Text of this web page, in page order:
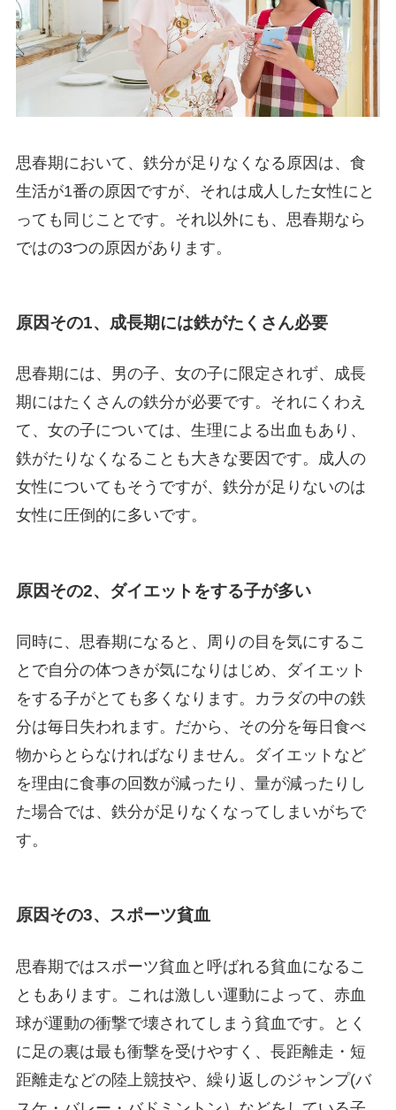
思春期において、鉄分が足りなくなる原因は、食
生活が1番の原因ですが、それは成人した女性にと
っても同じことです。それ以外にも、思春期なら
ではの3つの原因があります。
原因その1、成長期には鉄がたくさん必要
思春期には、男の子、女の子に限定されず、成長
期にはたくさんの鉄分が必要です。それにくわえ
て、女の子については、生理による出血もあり、
鉄がたりなくなることも大きな要因です。成人の
女性についてもそうですが、鉄分が足りないのは
女性に圧倒的に多いです。
原因その2、ダイエットをする子が多い
同時に、思春期になると、周りの目を気にするこ
とで自分の体つきが気になりはじめ、ダイエット
をする子がとても多くなります。カラダの中の鉄
分は毎日失われます。だから、その分を毎日食べ
物からとらなければなりません。ダイエットなど
を理由に食事の回数が減ったり、量が減ったりし
た場合では、鉄分が足りなくなってしまいがちで
す。
原因その3、スポーツ貧血
思春期ではスポーツ貧血と呼ばれる貧血になるこ
ともあります。これは激しい運動によって、赤血
球が運動の衝撃で壊されてしまう貧血です。とく
に足の裏は最も衝撃を受けやすく、長距離走・短
距離走などの陸上競技や、繰り返しのジャンプ(バ